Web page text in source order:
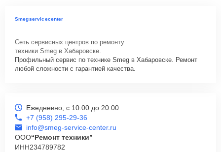
Smegservicecenter
Сеть сервисных центров по ремонту
техники Smeg в Хабаровске.
Профильный сервис по технике Smeg в Хабаровске. Ремонт
любой сложности с гарантией качества.
Ежедневно, с 10:00 до 20:00
+7 (958) 295-29-36
info@smeg-service-center.ru
ООО“Ремонт техники”
ИНН234789782